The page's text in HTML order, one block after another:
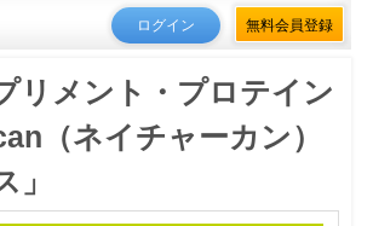
ログイン 無料会員登録
リメント・プロテイン
（ネイチャーカン）
」